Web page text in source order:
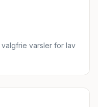
varsler for lav